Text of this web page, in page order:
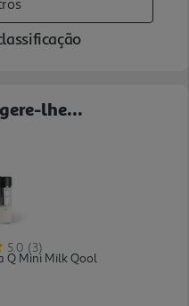
lhe...
5.0 (3)
Q Mini Milk Qool